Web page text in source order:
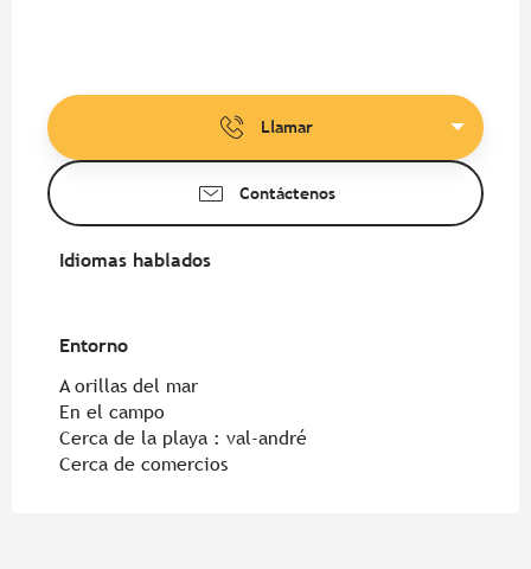
Llamar
Contáctenos
Idiomas hablados
Idiomas hablados
Entorno
Entorno
A orillas del mar
En el campo
Cerca de la playa : val-andré
Cerca de comercios